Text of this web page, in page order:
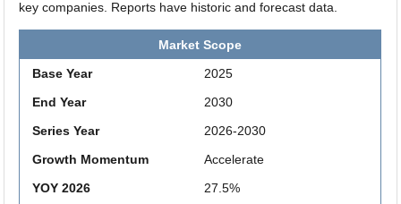
key companies. Reports have historic and forecast data.
Market Scope
Base Year
2025
End Year
2030
Series Year
2026-2030
Growth Momentum
Accelerate
YOY 2026
27.5%